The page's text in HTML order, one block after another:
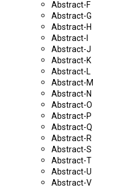
Abstract-F
Abstract-G
Abstract-H
Abstract-I
Abstract-J
Abstract-K
Abstract-L
Abstract-M
Abstract-N
Abstract-O
Abstract-P
Abstract-Q
Abstract-R
Abstract-S
Abstract-T
Abstract-U
Abstract-V